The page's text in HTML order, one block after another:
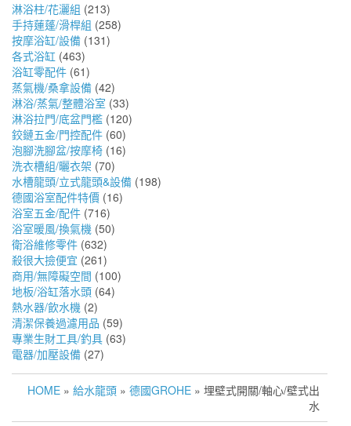
淋浴柱/花灑組 (213)
手持蓮蓬/滑桿組 (258)
按摩浴缸/設備 (131)
各式浴缸 (463)
浴缸零配件 (61)
蒸氣機/桑拿設備 (42)
淋浴/蒸氣/整體浴室 (33)
淋浴拉門/底盆門檻 (120)
鉸鏈五金/門控配件 (60)
泡腳洗腳盆/按摩椅 (16)
洗衣槽組/曬衣架 (70)
水槽龍頭/立式龍頭&設備 (198)
德國浴室配件特價 (16)
浴室五金/配件 (716)
浴室暖風/換氣機 (50)
衛浴維修零件 (632)
殺很大撿便宜 (261)
商用/無障礙空間 (100)
地板/浴缸落水頭 (64)
熱水器/飲水機 (2)
清潔保養過濾用品 (59)
專業生財工具/釣具 (63)
電器/加壓設備 (27)
HOME » 給水龍頭 » 德國GROHE » 埋壁式開關/軸心/壁式出
水